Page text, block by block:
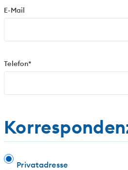
E-Mail
Telefon*
Privatadresse